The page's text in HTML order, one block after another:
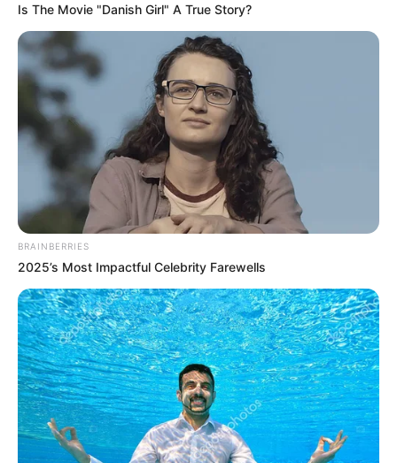
Is The Movie "Danish Girl" A True Story?
BRAINBERRIES
2025’s Most Impactful Celebrity Farewells